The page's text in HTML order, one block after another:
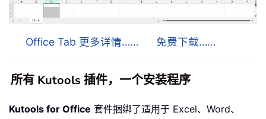
Office Tab 更多详情…… 免费下载……
所有 Kutools 插件，一个安装程序
Kutools for Office 套件捆绑了适用于 Excel、Word、